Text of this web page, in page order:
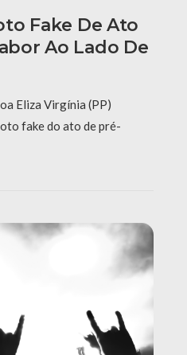
Fake De Ato
Ao Lado De
Eliza Virgínia (PP)
fake do ato de pré-